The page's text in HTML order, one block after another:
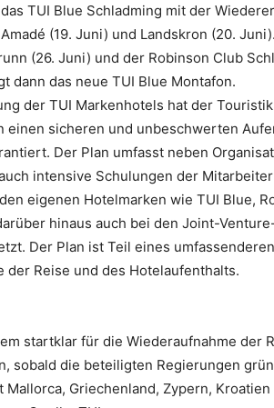
TUI Blue Schladming mit der
(19. Juni) und Landskron (20.
(26. Juni) und der Robinson Club
dann das neue TUI Blue Montafon.
der TUI Markenhotels hat der
einen sicheren und unbeschwerten
Der Plan umfasst neben
intensive Schulungen der
eigenen Hotelmarken wie TUI Blue,
hinaus auch bei den Joint-
Der Plan ist Teil eines
der Reise und des Hotelaufenthalts.
startklar für die Wiederaufnahme der
sobald die beteiligten Regierungen
Mallorca, Griechenland, Zypern,